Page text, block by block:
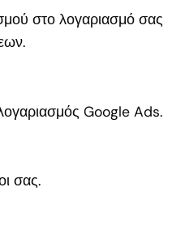
στο λογαριασμό σας
Google Ads.
σας.